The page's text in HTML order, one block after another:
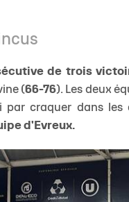
de trois
(66-76). Les deux
par craquer dans les
d'Evreux.